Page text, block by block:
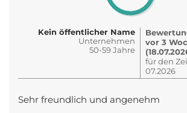
Kein öffentlicher Name
Unternehmen
50-59 Jahre
vor 3
für den
07.2026
Sehr freundlich und angenehm